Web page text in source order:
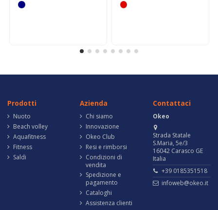
Prodotti
Nuoto
Beach volley
Aquafitness
Fitness
Saldi
Azienda
Chi siamo
Innovazione
Okeo Club
Resi e rimborsi
Condizioni di
vendita
Spedizione e
pagamento
Cataloghi
Assistenza clienti
Contattaci
Okeo
Strada Statale
S.Maria, 5e/3
16042 Carasco GE
Italia
+39 0185351518
infoweb@okeo.it